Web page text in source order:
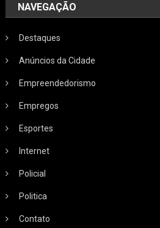
NAVEGAÇÃO
Destaques
Anúncios da Cidade
Empreendedorismo
Empregos
Esportes
Internet
Policial
Politica
Contato